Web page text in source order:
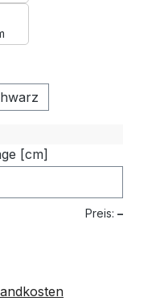
[cm]
Preis: –